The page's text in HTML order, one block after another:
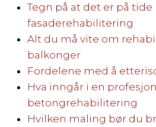
Tegn på at det er på tide
fasaderehabilitering
Alt du må vite om
balkonger
Fordelene med å
Hva inngår i en
betongrehabilitering
Hvilken maling bør du